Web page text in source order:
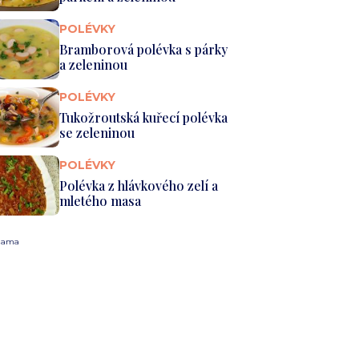
POLÉVKY
Bramborová polévka s párky
a zeleninou
POLÉVKY
Tukožroutská kuřecí polévka
se zeleninou
POLÉVKY
Polévka z hlávkového zelí a
mletého masa